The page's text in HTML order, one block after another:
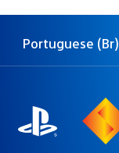
publicação:
Selecione
uma
Região
atual:
Portuguese (Br)